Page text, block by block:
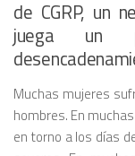
de CGRP, un
juega un
Muchas mujeres
hombres. En
en torno a los días